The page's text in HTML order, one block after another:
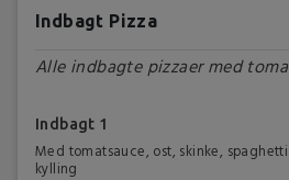
Indbagt Pizza
Alle indbagte pizzaer med
Indbagt 1
Med tomatsauce, ost, skinke,
kylling